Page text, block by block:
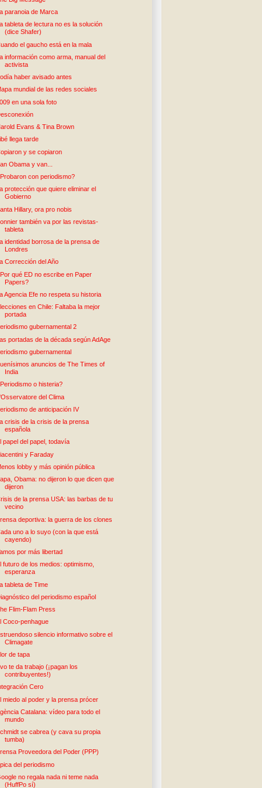
paranoia de Marca
La tableta de lectura no es la solución
(dice Shafer)
el gaucho está en la mala
información como arma, manual del
activista
haber avisado antes
mundial de las redes sociales
en una sola foto
Evans & Tina Brown
Libé llega tarde
y se copiaron
Obama y van...
con periodismo?
La protección que quiere eliminar el
Gobierno
Hillary, ora pro nobis
también va por las revistas-
tableta
identidad borrosa de la prensa de
Londres
La Corrección del Año
qué ED no escribe en Paper
Papers?
Agencia Efe no respeta su historia
en Chile: Faltaba la mejor
portada
gubernamental 2
portadas de la década según AdAge
gubernamental
anuncios de The Times of
India
o histeria?
del Clima
de anticipación IV
crisis de la crisis de la prensa
española
papel del papel, todavía
y Faraday
lobby y más opinión pública
Obama: no dijeron lo que dicen que
dijeron
de la prensa USA: las barbas de tu
vecino
deportiva: la guerra de los clones
uno a lo suyo (con la que está
cayendo)
por más libertad
futuro de los medios: optimismo,
esperanza
tableta de Time
del periodismo español
Flim-Flam Press
Coco-penhague
silencio informativo sobre el
Climagate
de tapa
te da trabajo (¡pagan los
contribuyentes!)
Cero
miedo al poder y la prensa prócer
Catalana: vídeo para todo el
mundo
se cabrea (y cava su propia
tumba)
Proveedora del Poder (PPP)
del periodismo
no regala nada ni teme nada
(HuffPo sí)